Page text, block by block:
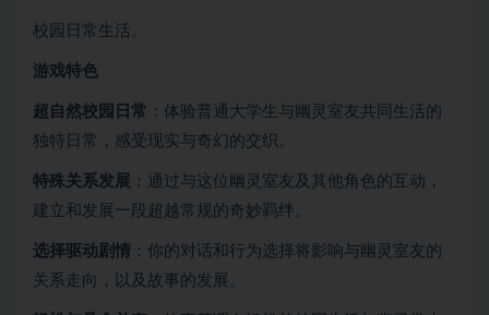
校园日常生活。
游戏特色
超自然校园日常 ：体验普通大学生与幽灵室友共同生活的
独特日常，感受现实与奇幻的交织。
特殊关系发展 ：通过与这位幽灵室友及其他角色的互动，
建立和发展一段超越常规的奇妙羁绊。
选择驱动剧情 ：你的对话和行为选择将影响与幽灵室友的
关系走向，以及故事的发展。